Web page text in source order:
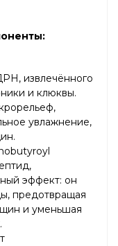
извлечённого
и клюквы.
увлажнение,
эффект: он
предотвращая
и уменьшая